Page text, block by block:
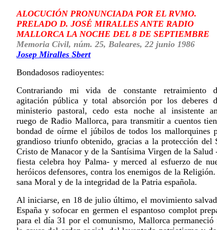
ALOCUCIÓN PRONUNCIADA POR EL RVMO.
PRELADO D. JOSÉ MIRALLES ANTE RADIO
MALLORCA LA NOCHE DEL 8 DE SEPTIEMBRE
Memoria Civil, núm. 25, Baleares, 22 junio 1986
Josep Miralles Sbert
Bondadosos radioyentes:
Contrariando mi vida de constante retraimiento
agitación pública y total absorción por los deberes
ministerio pastoral, cedo esta noche al insistente
ruego de Radio Mallorca, para transmitir a cuentos
bondad de oírme el júbilos de todos los mallorquines
grandioso triunfo obtenido, gracias a la protección del
Cristo de Manacor y de la Santísima Virgen de la Salud
fiesta celebra hoy Palma- y merced al esfuerzo de
heróicos defensores, contra los enemigos de la
sana Moral y de la integridad de la Patria española.
Al iniciarse, en 18 de julio último, el movimiento
España y sofocar en germen el espantoso complot
para el día 31 por el comunismo, Mallorca